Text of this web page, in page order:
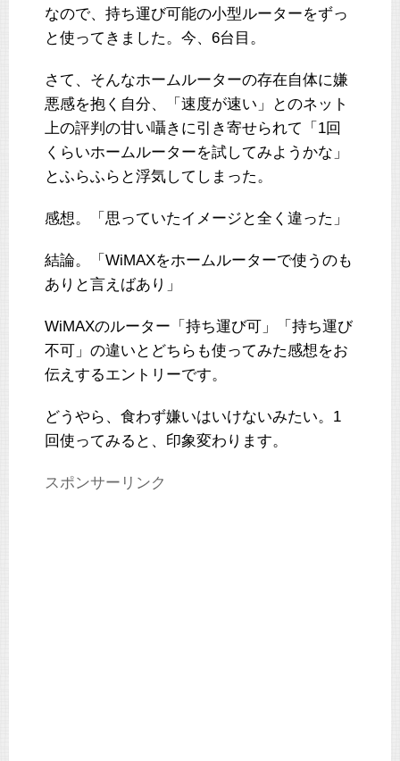
なので、持ち運び可能の小型ルーターをずっ
と使ってきました。今、6台目。
さて、そんなホームルーターの存在自体に嫌
悪感を抱く自分、「速度が速い」とのネット
上の評判の甘い囁きに引き寄せられて「1回
くらいホームルーターを試してみようかな」
とふらふらと浮気してしまった。
感想。「思っていたイメージと全く違った」
結論。「WiMAXをホームルーターで使うのも
ありと言えばあり」
WiMAXのルーター「持ち運び可」「持ち運び
不可」の違いとどちらも使ってみた感想をお
伝えするエントリーです。
どうやら、食わず嫌いはいけないみたい。1
回使ってみると、印象変わります。
スポンサーリンク